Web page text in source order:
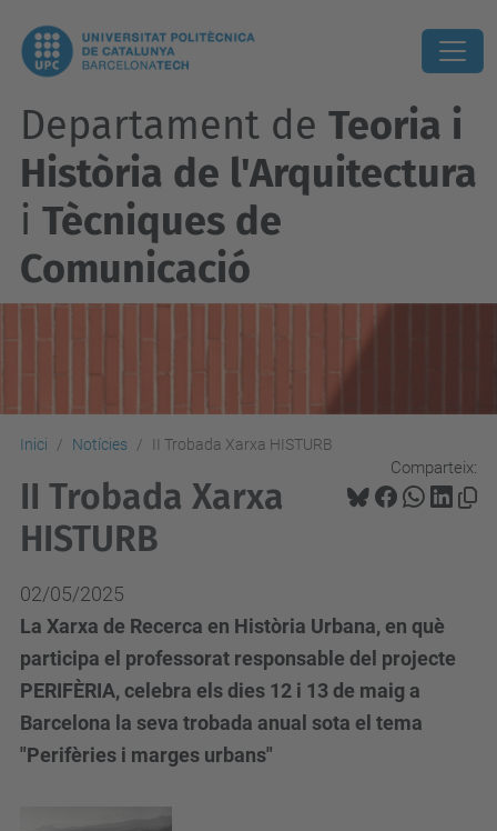
Departament de Teoria i
Història de l'Arquitectura
i Tècniques de
Comunicació
Inici Notícies II Trobada Xarxa HISTURB
Comparteix:
II Trobada Xarxa
HISTURB
02/05/2025
La Xarxa de Recerca en Història Urbana, en què
participa el professorat responsable del projecte
PERIFÈRIA, celebra els dies 12 i 13 de maig a
Barcelona la seva trobada anual sota el tema
"Perifèries i marges urbans"